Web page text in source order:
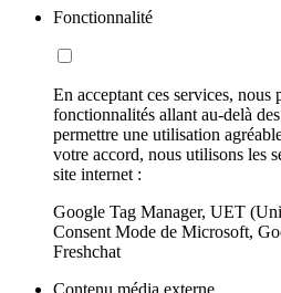
Fonctionnalité
En acceptant ces services,
fonctionnalités allant au-delà
permettre une utilisation
votre accord, nous utilisons les
site internet :
Google Tag Manager, UET
Consent Mode de Microsoft,
Freshchat
Contenu média externe